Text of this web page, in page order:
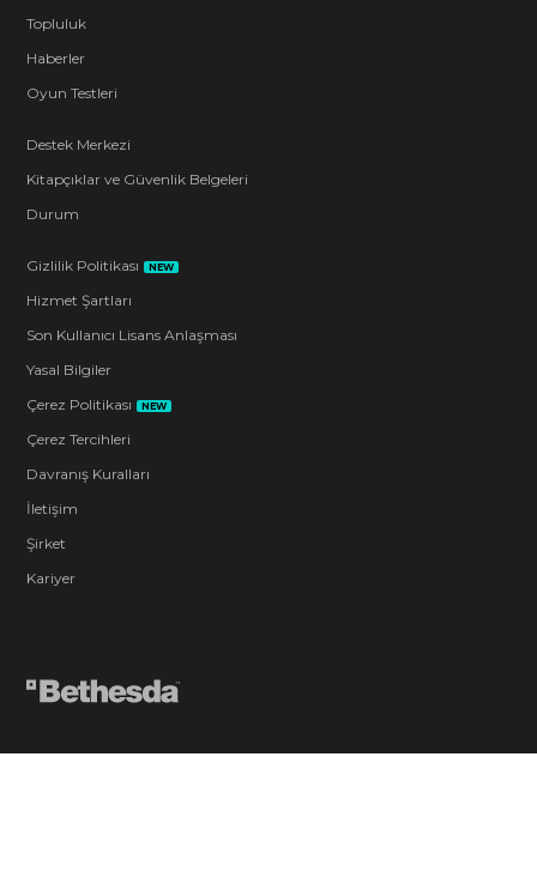
Topluluk
Haberler
Oyun Testleri
Destek Merkezi
Kitapçıklar ve Güvenlik Belgeleri
Durum
Gizlilik Politikası NEW
Hizmet Şartları
Son Kullanıcı Lisans Anlaşması
Yasal Bilgiler
Çerez Politikası
NEW
Çerez Tercihleri
Davranış Kuralları
İletişim
Şirket
Kariyer